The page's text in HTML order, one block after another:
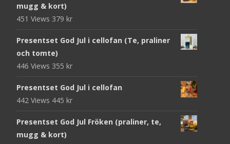
mugg & kort)
451 Views 379 kr
Presentset God Jul i cellofan (Te, praliner
och tomte)
446 Views 355 kr
Presentset God Jul i cellofan
442 Views 445 kr
Presentset God Jul Fröken (praliner, te,
mugg & kort)